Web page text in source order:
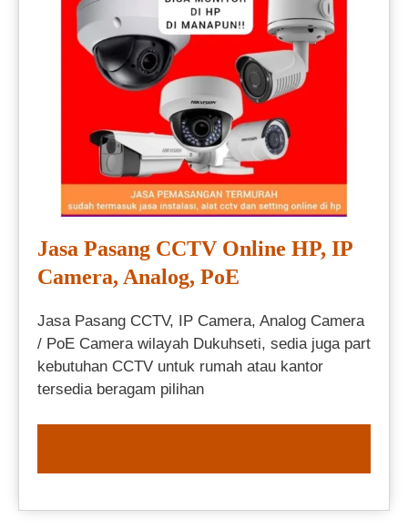
Jasa Pasang CCTV Online HP, IP
Camera, Analog, PoE
Jasa Pasang CCTV, IP Camera, Analog Camera
/ PoE Camera wilayah Dukuhseti, sedia juga part
kebutuhan CCTV untuk rumah atau kantor
tersedia beragam pilihan